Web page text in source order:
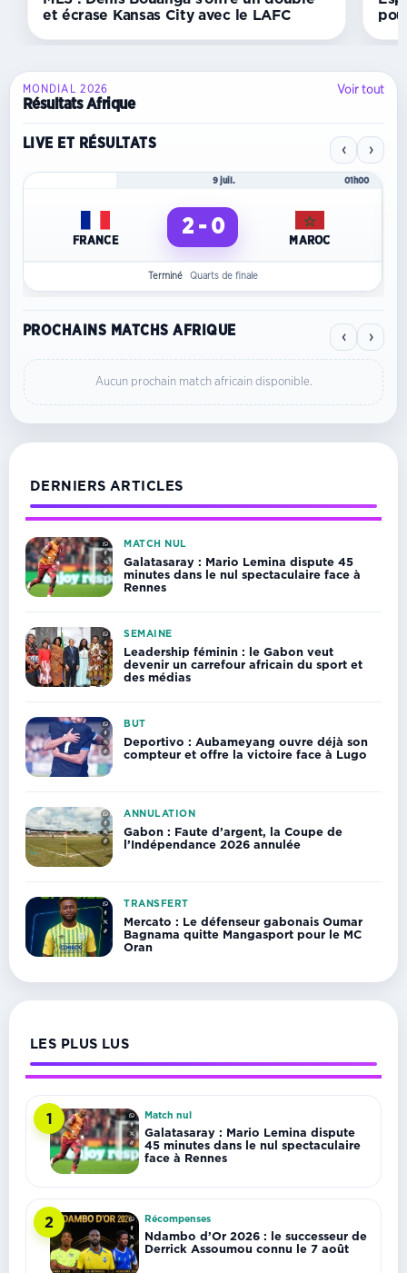
et écrase Kansas City avec le LAFC
MONDIAL 2026
Résultats Afrique
Voir tout
LIVE ET RÉSULTATS ‹ ›
9 juil. 01h00
FRANCE
2 - 0
MAROC
Terminé Quarts de finale
PROCHAINS MATCHS AFRIQUE ‹ ›
Aucun prochain match africain disponible.
DERNIERS ARTICLES
MATCH NUL
Galatasaray : Mario Lemina dispute 45
minutes dans le nul spectaculaire face à
Rennes
SEMAINE
Leadership féminin : le Gabon veut
devenir un carrefour africain du sport et
des médias
BUT
Deportivo : Aubameyang ouvre déjà son
compteur et offre la victoire face à Lugo
ANNULATION
Gabon : Faute d’argent, la Coupe de
l’Indépendance 2026 annulée
TRANSFERT
Mercato : Le défenseur gabonais Oumar
Bagnama quitte Mangasport pour le MC
Oran
LES PLUS LUS
1 Match nul
Galatasaray : Mario Lemina dispute
45 minutes dans le nul spectaculaire
face à Rennes
2 Récompenses
Ndambo d’Or 2026 : le successeur de
Derrick Assoumou connu le 7 août